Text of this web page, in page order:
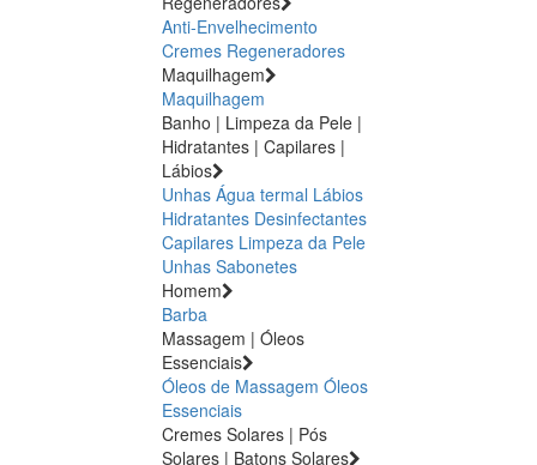
Anti-Envelhecimento
Cremes Regeneradores
Maquilhagem
Maquilhagem
Banho | Limpeza da Pele |
Hidratantes | Capilares |
Lábios
Unhas Água termal Lábios
Hidratantes Desinfectantes
Capilares Limpeza da Pele
Unhas Sabonetes
Homem
Barba
Massagem | Óleos
Essenciais
Óleos de Massagem Óleos
Essenciais
Cremes Solares | Pós
Solares | Batons Solares